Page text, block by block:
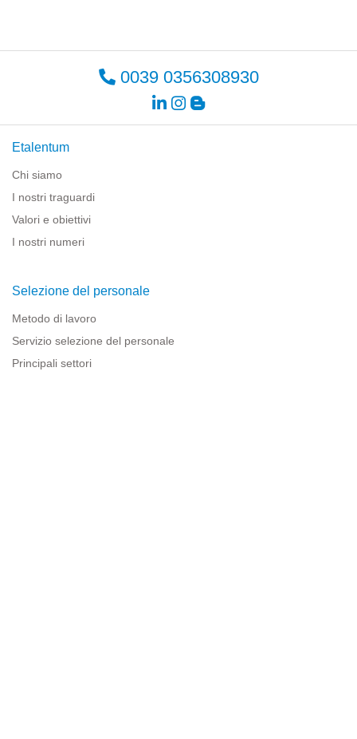
0039 0356308930
Etalentum
Chi siamo
I nostri traguardi
Valori e obiettivi
I nostri numeri
Selezione del personale
Metodo di lavoro
Servizio selezione del personale
Principali settori